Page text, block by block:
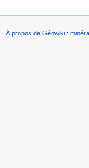
À propos de Géowiki :